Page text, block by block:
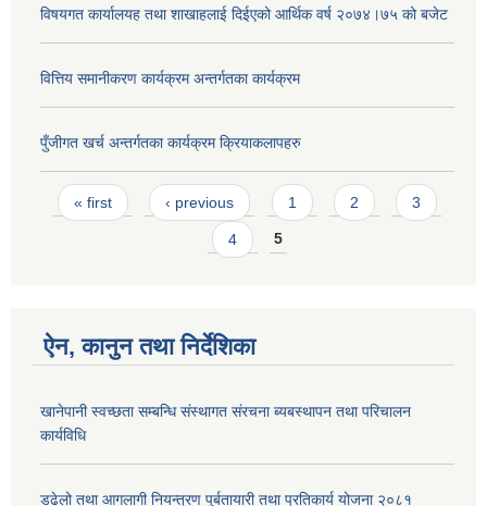
विषयगत कार्यालयह तथा शाखाहलाई दिईएको आर्थिक वर्ष २०७४।७५ को बजेट
वित्तिय समानीकरण कार्यक्रम अन्तर्गतका कार्यक्रम
पुँजीगत खर्च अन्तर्गतका कार्यक्रम क्रियाकलापहरु
Pages
« first ‹ previous 1 2 3
4 5
ऐन, कानुन तथा निर्देशिका
खानेपानी स्वच्छता सम्बन्धि संस्थागत संरचना ब्यबस्थापन तथा परिचालन
कार्यविधि
डढेलो तथा आगलागी नियन्त्रण पुर्बतायारी तथा प्रतिकार्य योजना २०८१